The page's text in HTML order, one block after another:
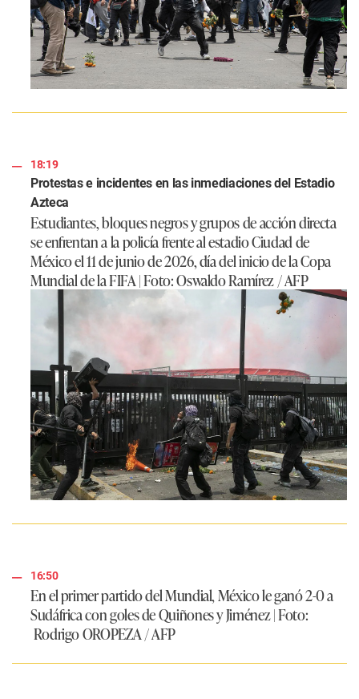
18:19
Protestas e incidentes en las inmediaciones del Estadio
Azteca
Estudiantes, bloques negros y grupos de acción directa
se enfrentan a la policía frente al estadio Ciudad de
México el 11 de junio de 2026, día del inicio de la Copa
Mundial de la FIFA | Foto: Oswaldo Ramírez / AFP
16:50
En el primer partido del Mundial, México le ganó 2-0 a
Sudáfrica con goles de Quiñones y Jiménez | Foto:
Rodrigo OROPEZA / AFP